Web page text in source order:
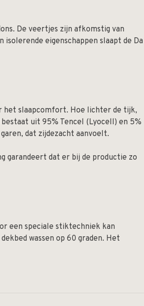
De veertjes zijn afkomstig van
eigenschappen slaapt de Da
het slaapcomfort. Hoe lichter de tijk,
uit 95% Tencel (Lyocell) en 5%
dat zijdezacht aanvoelt.
garandeert dat er bij de productie zo
een speciale stiktechniek kan
wassen op 60 graden. Het